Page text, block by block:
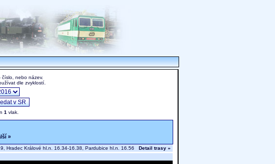
číslo, nebo název.
dle zvyklostí.
1 vlak.
»
Hradec Králové hl.n. 16.34-16.38, Pardubice hl.n. 16.56 Detail trasy »